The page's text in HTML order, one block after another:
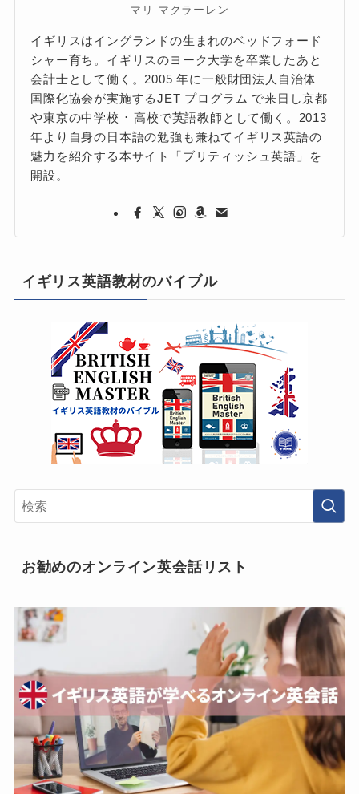
マリ マクラーレン
イギリスはイングランドの生まれのベッドフォード
シャー育ち。イギリスのヨーク大学を卒業したあと
会計士として働く。2005 年に一般財団法人自治体
国際化協会が実施するJET プログラム で来日し京都
や東京の中学校 ･ 高校で英語教師として働く。2013
年より自身の日本語の勉強も兼ねてイギリス英語の
魅力を紹介する本サイト「ブリティッシュ英語」を
開設。
イギリス英語教材のバイブル
お勧めのオンライン英会話リスト